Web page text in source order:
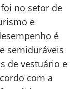
no setor de
e
é
semiduráveis
de vestuário e
com a